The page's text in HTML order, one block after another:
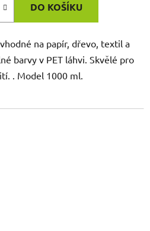
DO KOŠÍKU
na papír, dřevo, textil a
barvy v PET láhvi. Skvělé pro
. Model 1000 ml.